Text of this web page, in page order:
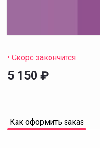
• Скоро закончится
5 150 ₽
Как оформить заказ